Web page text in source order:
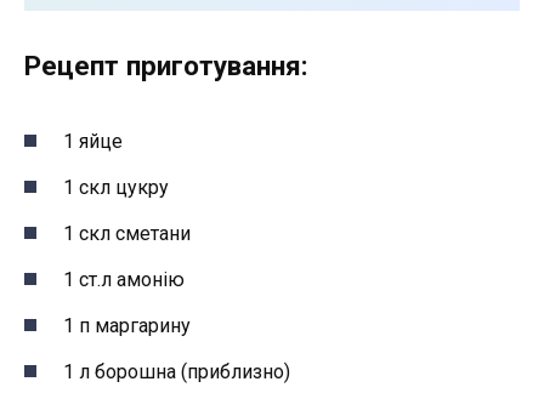
Рецепт приготування:
1 яйце
1 скл цукру
1 скл сметани
1 ст.л амонію
1 п маргарину
1 л борошна (приблизно)